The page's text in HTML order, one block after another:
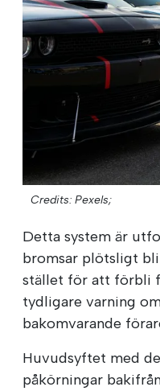
Credits: Pexels;
Detta system är
bromsar plötsligt
stället för att förbli
tydligare varning
bakomvarande
Huvudsyftet med
påkörningar